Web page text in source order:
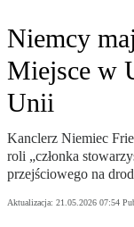
Niemcy
Miejsce w
Unii
Kanclerz Niemiec
roli „członka
przejściowego na
Aktualizacja: 21.05.2026 07:54